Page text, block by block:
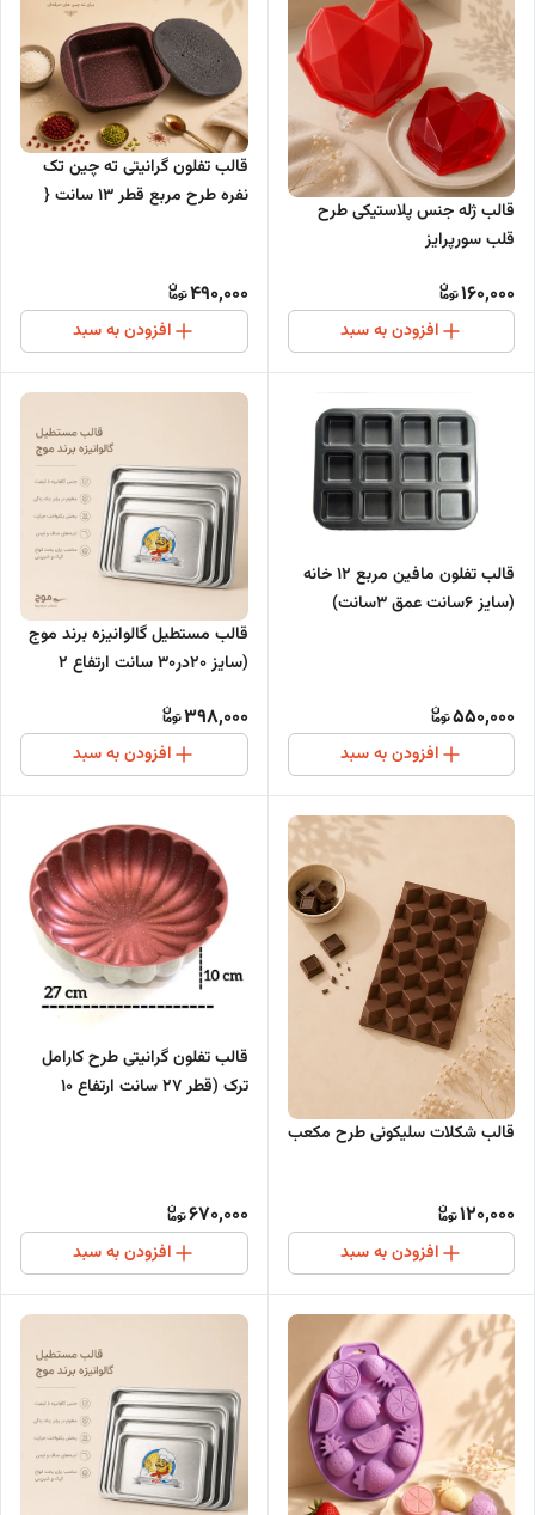
قالب ژله جنس پلاستیکی طرح
قلب سورپرایز
160,000
افزودن به سبد
قالب تفلون گرانیتی ته چین تک
نفره طرح مربع قطر 13 سانت {
490,000
افزودن به سبد
قالب تفلون مافین مربع ۱۲ خانه
(سایز ۶سانت عمق ۳سانت)
550,000
افزودن به سبد
قالب مستطیل گالوانیزه برند موج
(سایز 20در30 سانت ارتفاع 2
398,000
افزودن به سبد
قالب شکلات سلیکونی طرح مکعب
120,000
افزودن به سبد
قالب تفلون گرانیتی طرح کارامل
ترک (قطر ۲۷ سانت ارتفاع ۱۰
670,000
افزودن به سبد